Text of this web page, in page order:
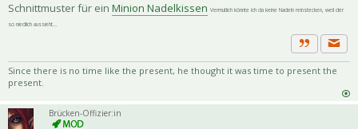
Schnittmuster für ein Minion Nadelkissen Vermutlich könnte ich da keine Nadeln reinstecken, weil der
so niedlich aussieht...
Zitat
Since there is no time like the present, he thought it was time to present the
present.
Brücken-Offizier:in